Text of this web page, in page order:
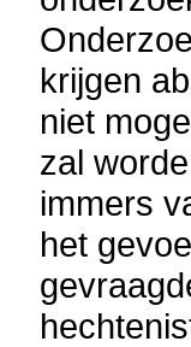
krijgen
niet
zal
immers
het